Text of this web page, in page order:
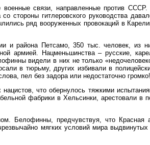
связи, направленные против
стороны гитлеровского руководства
ряд вооруженных провокаций в
и района Петсамо, 350 тыс. человек, из
армией. Нацменьшинства – русские,
видели в них не только
в тюрьму, других избивали в
пел без задора или недостаточно громко!
что обернулось тяжкими
фабрики в Хельсинки, арестовали
Белофинны, предчувствуя, что
мягких условий мира